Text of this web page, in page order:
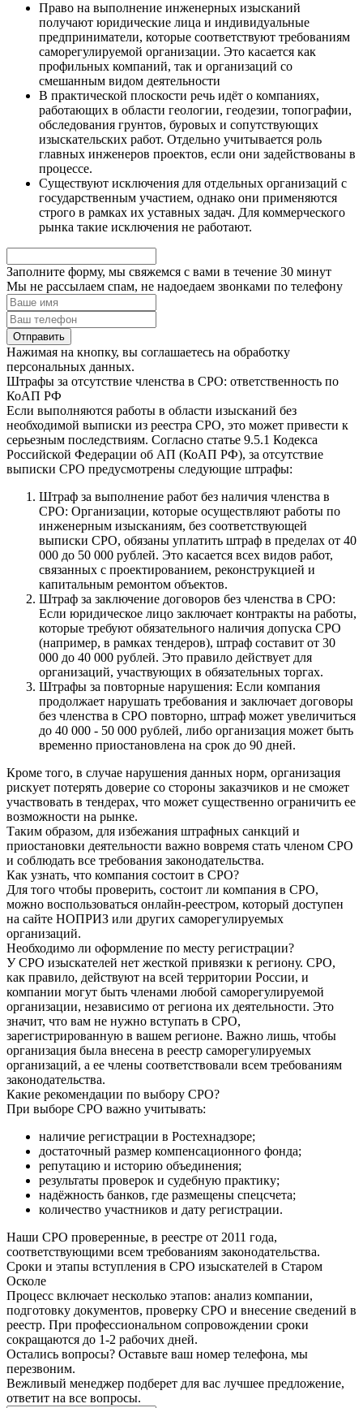
Право на выполнение инженерных изысканий
получают юридические лица и индивидуальные
предприниматели, которые соответствуют требованиям
саморегулируемой организации. Это касается как
профильных компаний, так и организаций со
смешанным видом деятельности
В практической плоскости речь идёт о компаниях,
работающих в области геологии, геодезии, топографии,
обследования грунтов, буровых и сопутствующих
изыскательских работ. Отдельно учитывается роль
главных инженеров проектов, если они задействованы в
процессе.
Существуют исключения для отдельных организаций с
государственным участием, однако они применяются
строго в рамках их уставных задач. Для коммерческого
рынка такие исключения не работают.
Заполните форму, мы свяжемся с вами в течение 30 минут
Мы не рассылаем спам, не надоедаем звонками по телефону
Нажимая на кнопку, вы соглашаетесь на обработку
персональных данных.
Штрафы за отсутствие членства в СРО: ответственность по
КоАП РФ
Если выполняются работы в области изысканий без
необходимой выписки из реестра СРО, это может привести к
серьезным последствиям. Согласно статье 9.5.1 Кодекса
Российской Федерации об АП (КоАП РФ), за отсутствие
выписки СРО предусмотрены следующие штрафы:
Штраф за выполнение работ без наличия членства в
СРО: Организации, которые осуществляют работы по
инженерным изысканиям, без соответствующей
выписки СРО, обязаны уплатить штраф в пределах от 40
000 до 50 000 рублей. Это касается всех видов работ,
связанных с проектированием, реконструкцией и
капитальным ремонтом объектов.
Штраф за заключение договоров без членства в СРО:
Если юридическое лицо заключает контракты на работы,
которые требуют обязательного наличия допуска СРО
(например, в рамках тендеров), штраф составит от 30
000 до 40 000 рублей. Это правило действует для
организаций, участвующих в обязательных торгах.
Штрафы за повторные нарушения: Если компания
продолжает нарушать требования и заключает договоры
без членства в СРО повторно, штраф может увеличиться
до 40 000 - 50 000 рублей, либо организация может быть
временно приостановлена на срок до 90 дней.
Кроме того, в случае нарушения данных норм, организация
рискует потерять доверие со стороны заказчиков и не сможет
участвовать в тендерах, что может существенно ограничить ее
возможности на рынке.
Таким образом, для избежания штрафных санкций и
приостановки деятельности важно вовремя стать членом СРО
и соблюдать все требования законодательства.
Как узнать, что компания состоит в СРО?
Для того чтобы проверить, состоит ли компания в СРО,
можно воспользоваться онлайн-реестром, который доступен
на сайте НОПРИЗ или других саморегулируемых
организаций.
Необходимо ли оформление по месту регистрации?
У СРО изыскателей нет жесткой привязки к региону. СРО,
как правило, действуют на всей территории России, и
компании могут быть членами любой саморегулируемой
организации, независимо от региона их деятельности. Это
значит, что вам не нужно вступать в СРО,
зарегистрированную в вашем регионе. Важно лишь, чтобы
организация была внесена в реестр саморегулируемых
организаций, а ее члены соответствовали всем требованиям
законодательства.
Какие рекомендации по выбору СРО?
При выборе СРО важно учитывать:
наличие регистрации в Ростехнадзоре;
достаточный размер компенсационного фонда;
репутацию и историю объединения;
результаты проверок и судебную практику;
надёжность банков, где размещены спецсчета;
количество участников и дату регистрации.
Наши СРО проверенные, в реестре от 2011 года,
соответствующими всем требованиям законодательства.
Сроки и этапы вступления в СРО изыскателей в Старом
Осколе
Процесс включает несколько этапов: анализ компании,
подготовку документов, проверку СРО и внесение сведений в
реестр. При профессиональном сопровождении сроки
сокращаются до 1-2 рабочих дней.
Остались вопросы? Оставьте ваш номер телефона, мы
перезвоним.
Вежливый менеджер подберет для вас лучшее предложение,
ответит на все вопросы.